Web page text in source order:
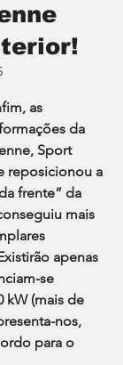
estrelas.
as
da
Sport
reposicionou a
frente” da
mais
apenas
se
kW (mais de
nos,
para o